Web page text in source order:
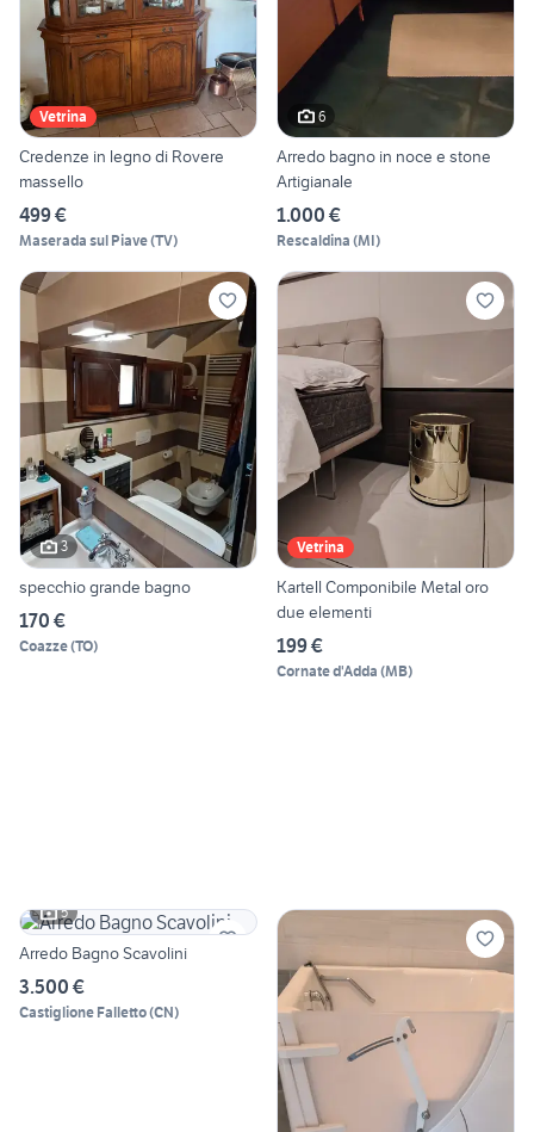
Vetrina
Credenze in legno di Rovere
massello
499 €
Maserada sul Piave(TV)
6
Arredo bagno in noce e stone
Artigianale
1.000 €
Rescaldina (MI)
3
specchio grande bagno
170 €
Coazze(TO)
Vetrina
Kartell Componibile Metal oro
due elementi
199 €
Cornate d'Adda (MB)
5
Arredo Bagno Scavolini
3.500 €
Castiglione Falletto(CN)